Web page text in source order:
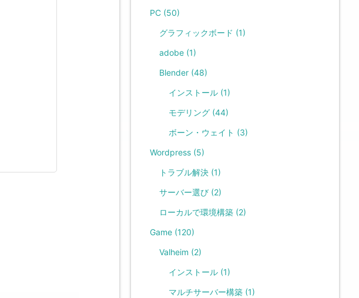
PC (50)
グラフィックボード (1)
adobe (1)
Blender (48)
インストール (1)
モデリング (44)
ボーン・ウェイト (3)
Wordpress (5)
トラブル解決 (1)
サーバー選び (2)
ローカルで環境構築 (2)
Game (120)
Valheim (2)
インストール (1)
マルチサーバー構築 (1)